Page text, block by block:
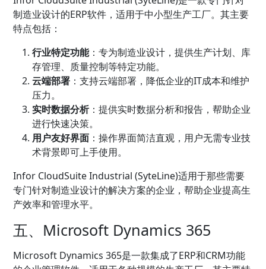
制造业设计的ERP软件，适用于中小型生产工厂。其主要
特点包括：
行业特定功能：专为制造业设计，提供生产计划、 库
存管理、质量控制等特定功能。
云端部署 ：支持云端部署，降低企业的IT成本和维护
压力。
实时数据分析：提供实时数据分析和报告，帮助企业
进行快速决策。
用户友好界面 ：操作界面简洁直观，用户无需专业技
术背景即可上手使用。
Infor CloudSuite Industrial (SyteLine)适用于那些需要
专门针对制造业设计的解决方案的企业，帮助企业提高生
产效率和管理水平。
五、Microsoft Dynamics 365
Microsoft Dynamics 365是一款集成了ERP和CRM功能